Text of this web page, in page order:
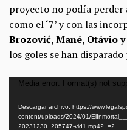
proyecto no podía
como el ‘7’ y con las
Brozović, Mané, Otávio
los goles se han disparado
Reproductor
vídeo
Media error: Format(s) not
Descargar archivo: https://
content/uploads/2024/01/
20231230_205747-vid1.mp4?_=2